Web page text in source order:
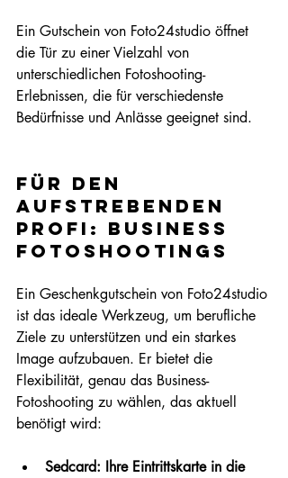
Ein Gutschein von Foto24studio öffnet
die Tür zu einer Vielzahl von
unterschiedlichen Fotoshooting-
Erlebnissen, die für verschiedenste
Bedürfnisse und Anlässe geeignet sind.
Für den
aufstrebenden
Profi: Business
Fotoshootings
Ein Geschenkgutschein von Foto24studio
ist das ideale Werkzeug, um berufliche
Ziele zu unterstützen und ein starkes
Image aufzubauen. Er bietet die
Flexibilität, genau das Business-
Fotoshooting zu wählen, das aktuell
benötigt wird:
Sedcard: Ihre Eintrittskarte in die